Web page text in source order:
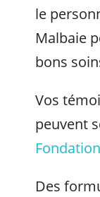
le
Malbaie
bons
Vos
peuvent
Des